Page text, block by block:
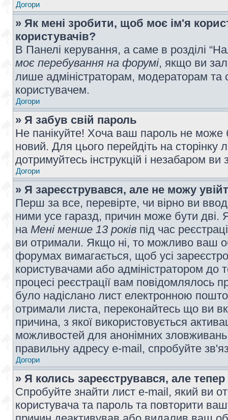
Догори
» Як мені зробити, щоб моє ім'я
користувачів?
В Панелі керування, а саме в розділі
моє перебування на форумі, якщо ви
лише адміністраторам, модераторам
користувачем.
Догори
» Я забув свій пароль
Не панікуйте! Хоча ваш пароль не може
новий. Для цього перейдіть на сторінку
дотримуйтесь інструкцій і незабаром
Догори
» Я зареєструвався, але не можу
Перш за все, перевірте, чи вірно ви
ними усе гаразд, причин може бути дві.
на Мені менше 13 років під час
ви отримали. Якщо ні, то можливо ваш
форумах вимагається, щоб усі
користувачами або адміністратором до
процесі реєстрації вам повідомлялось
було надіслано лист електронною
отримали листа, переконайтесь що ви
причина, з якої використовується
можливостей для анонімних
правильну адресу e-mail, спробуйте
Догори
» Я колись зареєструвався, але
Спробуйте знайти лист e-mail, який ви
користувача та пароль та повторити